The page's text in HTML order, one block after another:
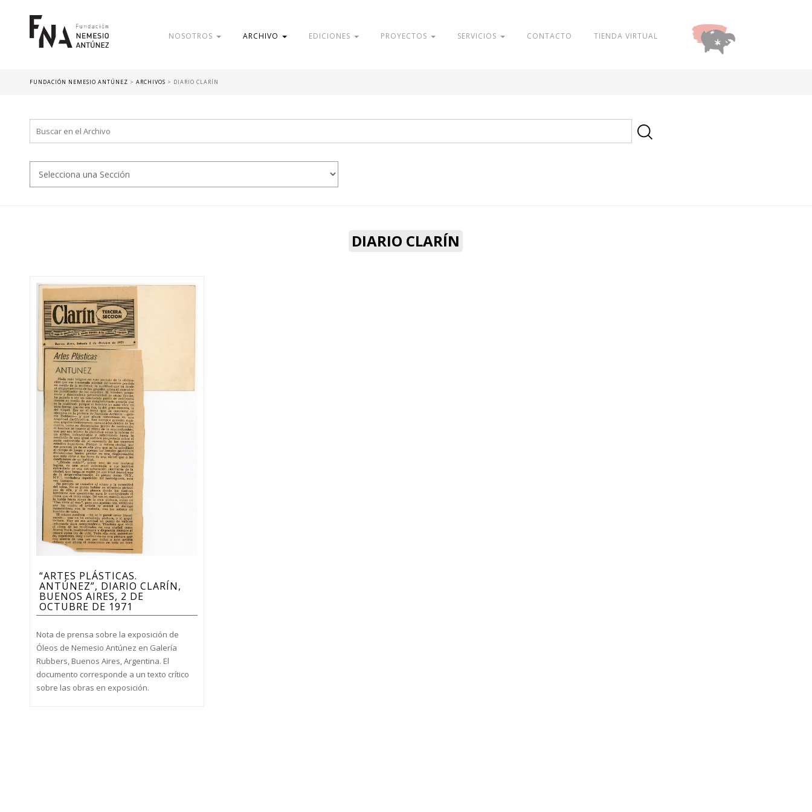
NOSOTROS ARCHIVO EDICIONES PROYECTOS SERVICIOS CONTACTO TIENDA VIRTUAL
FUNDACIÓN NEMESIO ANTÚNEZ > ARCHIVOS > DIARIO CLARÍN
DIARIO CLARÍN
“ARTES PLÁSTICAS.
ANTÚNEZ”, DIARIO CLARÍN,
BUENOS AIRES, 2 DE
OCTUBRE DE 1971
Nota de prensa sobre la exposición de
Óleos de Nemesio Antúnez en Galería
Rubbers, Buenos Aires, Argentina. El
documento corresponde a un texto crítico
sobre las obras en exposición.